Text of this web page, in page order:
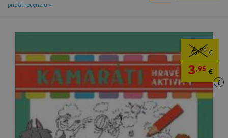
pridať recenziu »
6,90 €
3,95 €